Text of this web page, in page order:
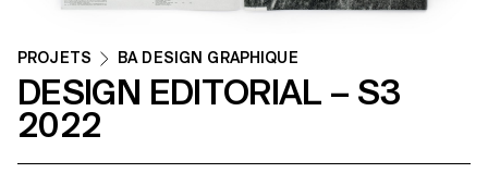
PROJETS BA DESIGN GRAPHIQUE
DESIGN EDITORIAL – S3
2022